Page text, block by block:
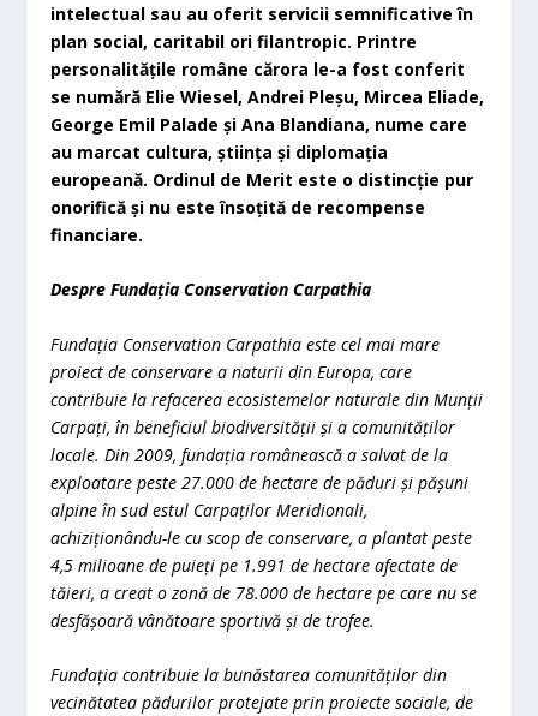
intelectual sau au oferit servicii semnificative în
plan social, caritabil ori filantropic. Printre
personalitățile române cărora le-a fost conferit
se numără Elie Wiesel, Andrei Pleșu, Mircea Eliade,
George Emil Palade și Ana Blandiana, nume care
au marcat cultura, știința și diplomația
europeană. Ordinul de Merit este o distincție pur
onorifică și nu este însoțită de recompense
financiare.
Despre Fundația Conservation Carpathia
Fundația Conservation Carpathia este cel mai mare
proiect de conservare a naturii din Europa, care
contribuie la refacerea ecosistemelor naturale din Munții
Carpați, în beneficiul biodiversității și a comunităților
locale. Din 2009, fundația românească a salvat de la
exploatare peste 27.000 de hectare de păduri și pășuni
alpine în sud estul Carpaților Meridionali,
achiziționându-le cu scop de conservare, a plantat peste
4,5 milioane de puieți pe 1.991 de hectare afectate de
tăieri, a creat o zonă de 78.000 de hectare pe care nu se
desfășoară vânătoare sportivă și de trofee.
Fundația contribuie la bunăstarea comunităților din
vecinătatea pădurilor protejate prin proiecte sociale, de